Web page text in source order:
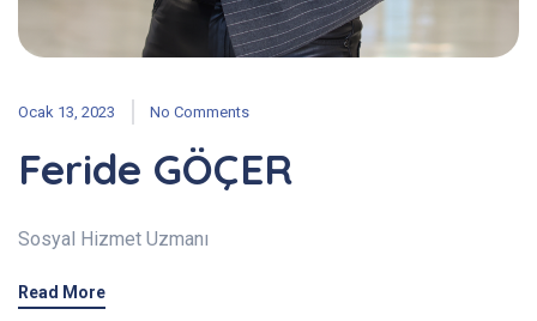
Ocak 13, 2023 No Comments
Feride GÖÇER
Sosyal Hizmet Uzmanı
Read More